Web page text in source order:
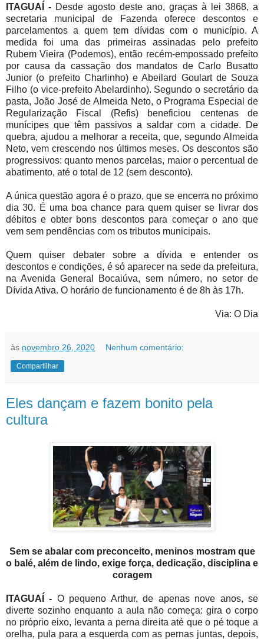
ITAGUAÍ - Desde agosto deste ano, graças à lei 3868, a
secretaria municipal de Fazenda oferece descontos e
parcelamentos a quem tem dívidas com o município. A
medida foi uma das primeiras assinadas pelo prefeito
Rubem Vieira (Podemos), então recém-empossado prefeito
por causa da cassação dos mandatos de Carlo Busatto
Junior (o prefeito Charlinho) e Abeilard Goulart de Souza
Filho (o vice-prefeito Abelardinho). Segundo o secretário da
pasta, João José de Almeida Neto, o Programa Especial de
Regularização Fiscal (Refis) beneficiou centenas de
munícipes que têm passivos a saldar com a cidade. De
quebra, ajudou a melhorar a receita, que, segundo Almeida
Neto, vem crescendo nos últimos meses. Os descontos são
progressivos: quanto menos parcelas, maior o percentual de
abatimento, até o total de 12 (sem desconto).
A única questão agora é o prazo, que se encerra no próximo
dia 30. É uma boa chance para quem quiser se livrar dos
débitos e obter bons descontos para começar o ano que
vem sem pendências com os tributos municipais.
Quem quiser debater sobre a dívida e entender os
descontos e condições, é só aparecer na sede da prefeitura,
na Avenida General Bocaiúva, sem número, no setor de
Dívida Ativa. O horário de funcionamento é de 8h às 17h.
Via: O Dia
às novembro 26, 2020 Nenhum comentário:
Compartilhar
Eles dançam e fazem bonito pela
cultura
Sem se abalar com preconceito, meninos mostram que
o balé, além de lindo, exige força, dedicação, disciplina e
coragem
ITAGUAÍ - O pequeno Arthur, de apenas nove anos, se
diverte sozinho enquanto a aula não começa: gira o corpo
no próprio eixo, levanta a perna direita até que o pé toque a
orelha, pula para a esquerda com as pernas juntas, depois,